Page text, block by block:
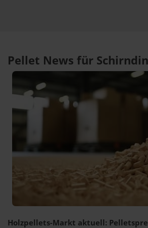
Pellet News für
Holzpellets-Markt aktuell: